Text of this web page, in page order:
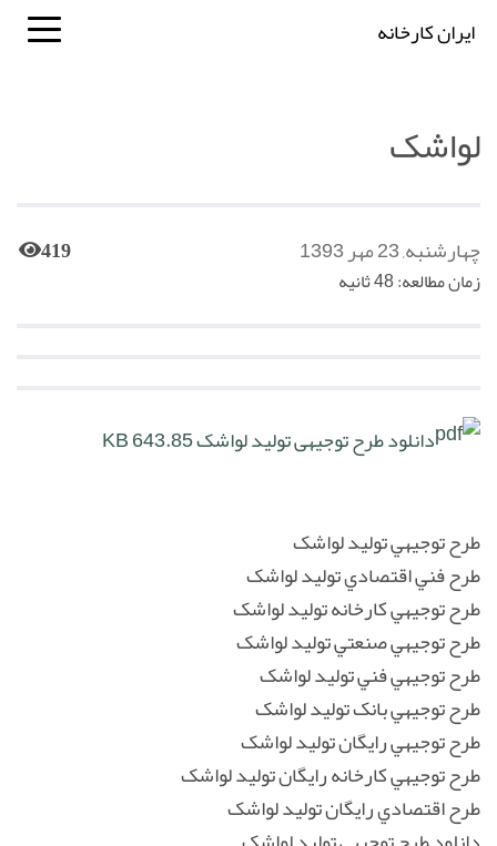
ایران کارخانه
لواشک
چهارشنبه, 23 مهر 1393 419
زمان مطالعه: 48 ثانیه
دانلود طرح توجیهی تولید لواشک643.85 KB
طرح توجيهي توليد لواشک
طرح فني اقتصادي توليد لواشک
طرح توجيهي کارخانه توليد لواشک
طرح توجيهي صنعتي توليد لواشک
طرح توجيهي فني توليد لواشک
طرح توجيهي بانک توليد لواشک
طرح توجيهي رايگان توليد لواشک
طرح توجيهي کارخانه رايگان توليد لواشک
طرح اقتصادي رايگان توليد لواشک